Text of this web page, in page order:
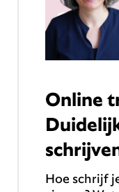
Online
Hoe schrijf